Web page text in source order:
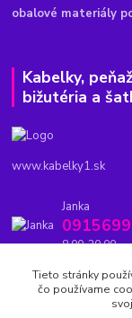
obalové materiály
Kabelky,
bižutéria a
www.kabelky1.sk
Janka
8.00-20.00
Tieto stránky
čo používame